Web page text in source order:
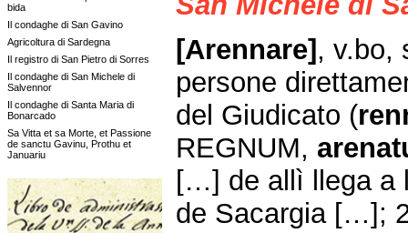
bida
Il condaghe di San Gavino
Agricoltura di Sardegna
Il registro di San Pietro di Sorres
Il condaghe di San Michele di
Salvennor
Il condaghe di Santa Maria di
Bonarcado
Sa Vitta et sa Morte, et Passione
de sanctu Gavinu, Prothu et
Januariu
[Arennare] , v.bo,
persone
del Giudicato (
REGNUM,
[…] de allì llega a
de Sacargia […];